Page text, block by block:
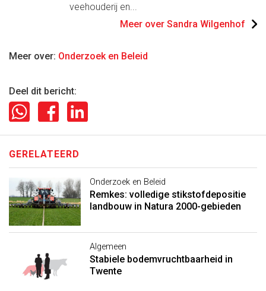
veehouderij en...
Meer over Sandra Wilgenhof
Meer over: Onderzoek en Beleid
Deel dit bericht:
GERELATEERD
Onderzoek en Beleid
Remkes: volledige stikstofdepositie
landbouw in Natura 2000-gebieden
Algemeen
Stabiele bodemvruchtbaarheid in
Twente